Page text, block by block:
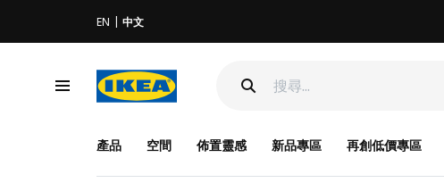
EN 中文
產品 空間 佈置靈感 新品專區 再創低價專區